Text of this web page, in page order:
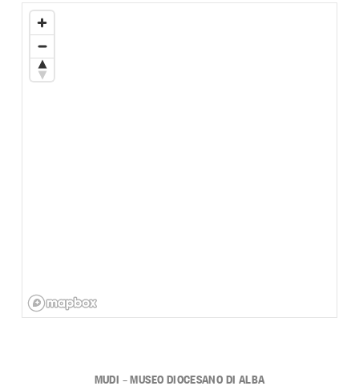
MUDI – MUSEO DIOCESANO DI ALBA